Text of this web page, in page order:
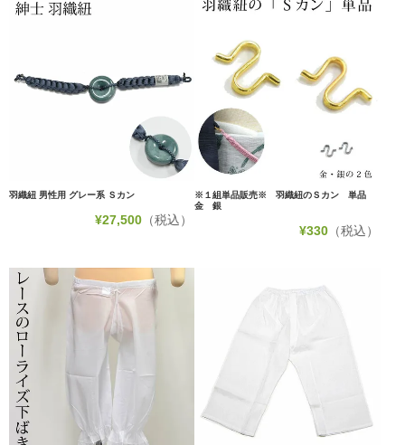
羽織紐 男性用 グレー系 Ｓカン
¥27,500 （税込）
※１組単品販売※ 羽織紐のＳカン 単品
金 銀
¥330（税込）